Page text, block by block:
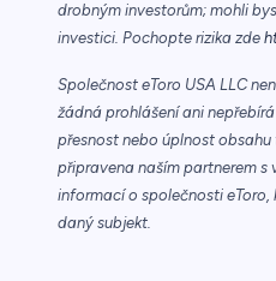
drobným investorům; mohli
investici. Pochopte rizika zde
Společnost eToro USA LLC
žádná prohlášení ani
přesnost nebo úplnost
připravena naším partnerem s
informací o společnosti eToro,
daný subjekt.